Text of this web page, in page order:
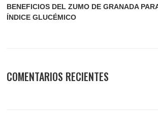
BENEFICIOS DEL ZUMO DE GRANADA
ÍNDICE GLUCÉMICO
COMENTARIOS RECIENTES